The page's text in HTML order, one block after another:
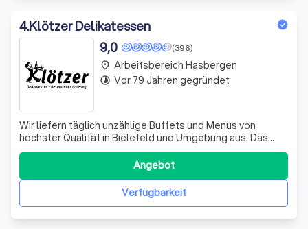
4.Klötzer Delikatessen
(396)
9,0
Wir liefern täglich unzählige Buffets und Menüs von
höchster Qualität in Bielefeld und Umgebung aus. Das
Besondere: Alles wird frisch zubereitet! Convienience-
Produkte kommen nicht zum Einsatz. Wir erfüllen Ihnen
mit großer Erfahrung fast jeden Wunsch: Ob Fingerfood,
mediterranes Grillbuffet oder
Verfügbarkeit
Angebot
place Arbeitsbereich Hasbergen
timelapse Vor 79 Jahren gegründet